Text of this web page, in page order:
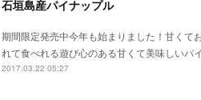
石垣島産パイナップル
期間限定発売中今年も始まりました！甘くて
れて食べれる遊び心のある甘くて美味しいパ
2017.03.22 05:27